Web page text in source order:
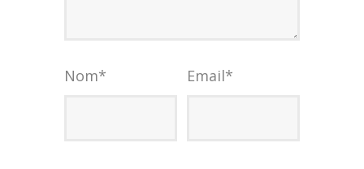
Nom* Email*